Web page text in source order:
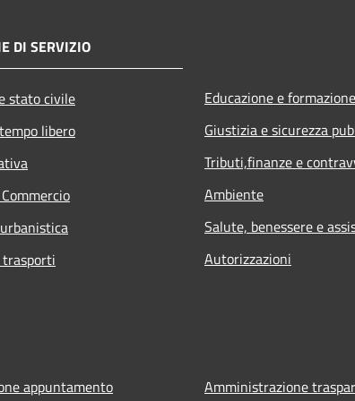
DI SERVIZIO
stato civile
libero
Educazione e formazione
Giustizia e sicurezza
Tributi,finanze e
Ambiente
Salute, benessere e
Autorizzazioni
appuntamento
Amministrazione